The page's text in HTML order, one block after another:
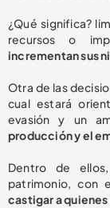
¿Qué significa?
recursos o
incrementan sus
Otra de las
cual estará
evasión y un
producción y el
Dentro de
patrimonio, con
castigar a